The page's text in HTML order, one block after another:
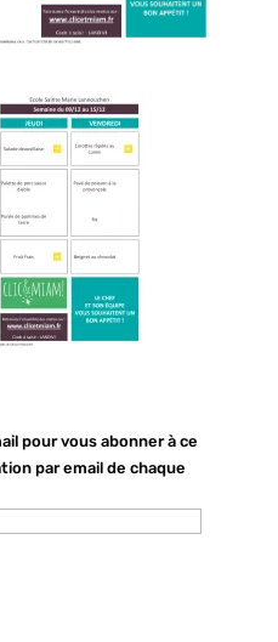
pour vous abonner à ce
par email de chaque